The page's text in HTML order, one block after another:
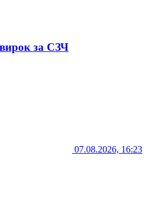
за СЗЧ
07.08.2026, 16:23